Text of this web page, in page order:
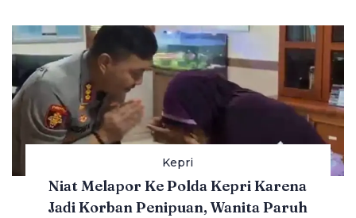
Kepri
Niat Melapor Ke Polda Kepri Karena
Jadi Korban Penipuan, Wanita Paruh